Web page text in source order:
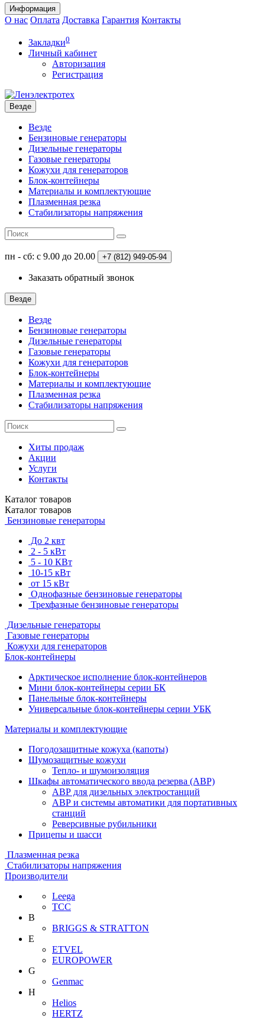
Информация
О нас Оплата Доставка Гарантия Контакты
Закладки0
Личный кабинет
Авторизация
Регистрация
Везде
Везде
Бензиновые генераторы
Дизельные генераторы
Газовые генераторы
Кожухи для генераторов
Блок-контейнеры
Материалы и комплектующие
Плазменная резка
Стабилизаторы напряжения
пн - сб: с 9.00 до 20.00 +7 (812) 949-05-94
Заказать обратный звонок
Везде
Везде
Бензиновые генераторы
Дизельные генераторы
Газовые генераторы
Кожухи для генераторов
Блок-контейнеры
Материалы и комплектующие
Плазменная резка
Стабилизаторы напряжения
Хиты продаж
Акции
Услуги
Контакты
Каталог товаров
Каталог товаров
Бензиновые генераторы
До 2 квт
2 - 5 кВт
5 - 10 КВт
10-15 кВт
от 15 кВт
Однофазные бензиновые генераторы
Трехфазные бензиновые генераторы
Дизельные генераторы
Газовые генераторы
Кожухи для генераторов
Блок-контейнеры
Арктическое исполнение блок-контейнеров
Мини блок-контейнеры серии БК
Панельные блок-контейнеры
Универсальные блок-контейнеры серии УБК
Материалы и комплектующие
Погодозащитные кожуха (капоты)
Шумозащитные кожухи
Тепло- и шумоизоляция
Шкафы автоматического ввода резерва (АВР)
АВР для дизельных электростанций
АВР и системы автоматики для портативных
станций
Реверсивные рубильники
Прицепы и шасси
Плазменная резка
Стабилизаторы напряжения
Производители
Leega
ТСС
B
BRIGGS & STRATTON
E
ETVEL
EUROPOWER
G
Genmac
H
Helios
HERTZ